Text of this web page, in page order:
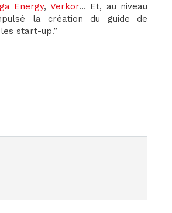
Energy, Verkor… Et, au niveau
la création du guide de
start-up.”